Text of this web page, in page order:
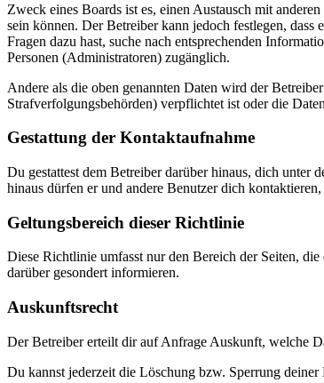
Zweck eines Boards ist es, einen Austausch mit
sein können. Der Betreiber kann jedoch festlegen,
Fragen dazu hast, suche nach entsprechenden
Personen (Administratoren) zugänglich.
Andere als die oben genannten Daten wird der
Strafverfolgungsbehörden) verpflichtet ist oder die
Gestattung der Kontaktaufnahme
Du gestattest dem Betreiber darüber hinaus, dich
hinaus dürfen er und andere Benutzer dich
Geltungsbereich dieser Richtlinie
Diese Richtlinie umfasst nur den Bereich der Seiten,
darüber gesondert informieren.
Auskunftsrecht
Der Betreiber erteilt dir auf Anfrage Auskunft, welche
Du kannst jederzeit die Löschung bzw. Sperrung